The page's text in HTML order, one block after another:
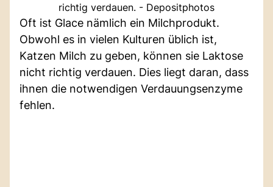
richtig verdauen. - Depositphotos
Oft ist Glace nämlich ein Milchprodukt.
Obwohl es in vielen Kulturen üblich ist,
Katzen Milch zu geben, können sie Laktose
nicht richtig verdauen. Dies liegt daran, dass
ihnen die notwendigen Verdauungsenzyme
fehlen.